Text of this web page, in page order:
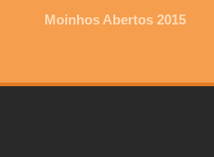
Moinhos Abertos 2015